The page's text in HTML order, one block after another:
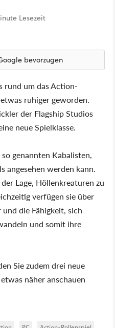
Lesezeit
bevorzugen
rund um das Action-
etwas ruhiger geworden.
der Flagship Studios
neue Spielklasse.
genannten Kabalisten,
angesehen werden kann.
Lage, Höllenkreaturen zu
verfügen sie über
die Fähigkeit, sich
und somit ihre
Sie zudem drei neue
näher anschauen